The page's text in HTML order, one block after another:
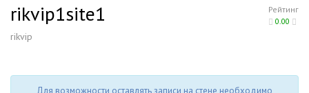
Рейтинг
0.00
rikvip1site1
rikvip
Для возможности оставлять записи на стене необходимо